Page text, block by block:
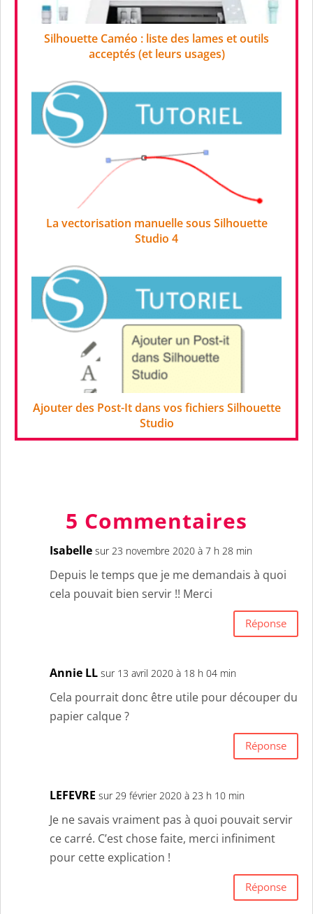
Silhouette Caméo : liste des lames et outils
acceptés (et leurs usages)
La vectorisation manuelle sous Silhouette
Studio 4
Ajouter des Post-It dans vos fichiers Silhouette
Studio
5 Commentaires
Isabelle sur 23 novembre 2020 à 7 h 28 min
Depuis le temps que je me demandais à quoi
cela pouvait bien servir !! Merci
Réponse
Annie LL sur 13 avril 2020 à 18 h 04 min
Cela pourrait donc être utile pour découper du
papier calque ?
Réponse
LEFEVRE sur 29 février 2020 à 23 h 10 min
Je ne savais vraiment pas à quoi pouvait servir
ce carré. C’est chose faite, merci infiniment
pour cette explication !
Réponse